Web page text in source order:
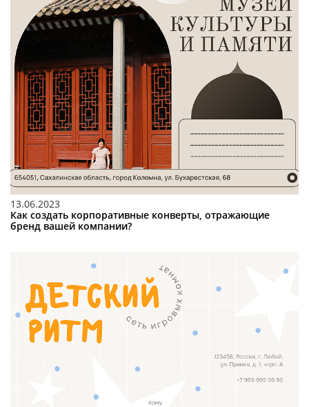
13.06.2023
Как создать корпоративные конверты, отражающие
бренд вашей компании?